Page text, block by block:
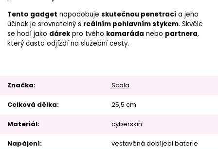
Tento gadget napodobuje skutečnou penetraci a jeho
účinek je srovnatelný s reálním pohlavním stykem. Skvěle
se hodí jako dárekpro tvého kamaráda nebo partnera,
který často odjíždí na služební cesty.
Značka Scala
Celková délka 25,5 cm
Materiál cyberskin
Napájení vestavěná dobíjecí baterie